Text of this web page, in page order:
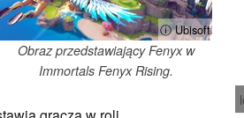
ⓘ Ubisoft
Obraz przedstawiający Fenyx w
Immortals Fenyx Rising.